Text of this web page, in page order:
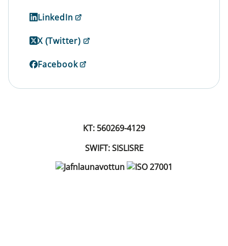
LinkedIn
X (Twitter)
Facebook
KT: 560269-4129
SWIFT: SISLISRE